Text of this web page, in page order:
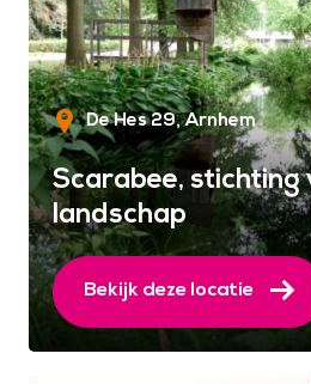
De Hes 29 Arnhem
Scarabee, stichting
landschap
Bekijk deze locatie